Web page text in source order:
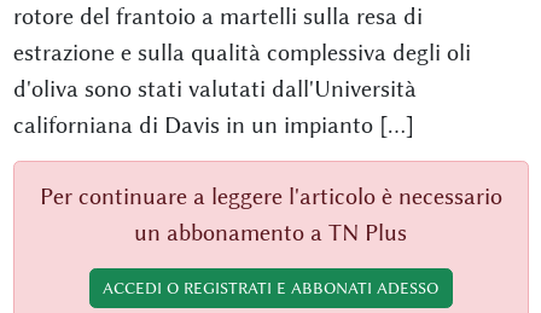
rotore del frantoio a martelli sulla resa di
estrazione e sulla qualità complessiva degli oli
d'oliva sono stati valutati dall'Università
californiana di Davis in un impianto [...]
Per continuare a leggere l'articolo è necessario
un abbonamento a TN Plus
ACCEDI O REGISTRATI E ABBONATI ADESSO